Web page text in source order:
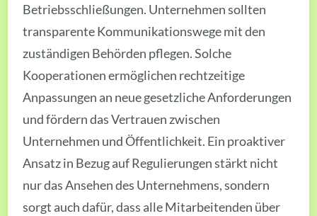
Betriebsschließungen. Unternehmen sollten
transparente Kommunikationswege mit den
zuständigen Behörden pflegen. Solche
Kooperationen ermöglichen rechtzeitige
Anpassungen an neue gesetzliche Anforderungen
und fördern das Vertrauen zwischen
Unternehmen und Öffentlichkeit. Ein proaktiver
Ansatz in Bezug auf Regulierungen stärkt nicht
nur das Ansehen des Unternehmens, sondern
sorgt auch dafür, dass alle Mitarbeitenden über